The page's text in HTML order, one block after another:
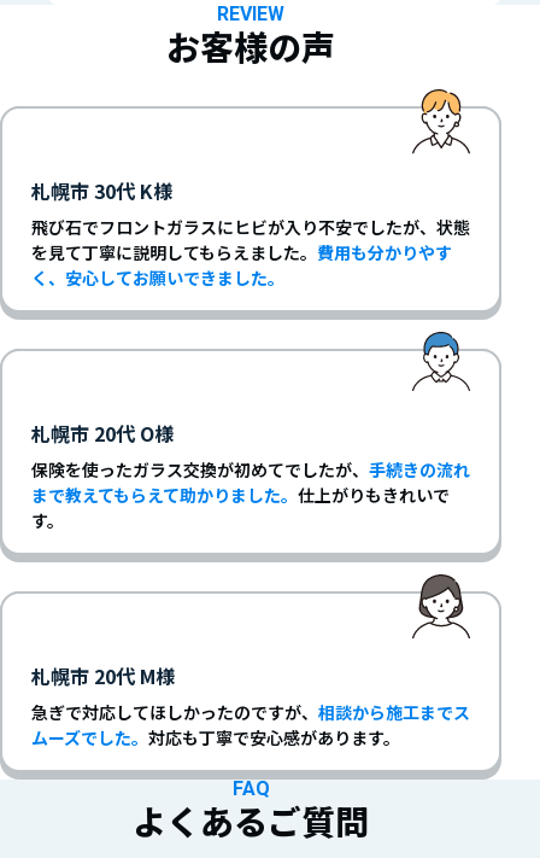
REVIEW
お客様の声
札幌市 30代 K様
飛び石でフロントガラスにヒビが入り不安でしたが、状態
を見て丁寧に説明してもらえました。 費用も分かりやす
く、安心してお願いできました。
札幌市 20代 O様
保険を使ったガラス交換が初めてでしたが、 手続きの流れ
まで教えてもらえて助かりました。 仕上がりもきれいで
す。
札幌市 20代 M様
急ぎで対応してほしかったのですが、 相談から施工までス
ムーズでした。 対応も丁寧で安心感があります。
FAQ
よくあるご質問